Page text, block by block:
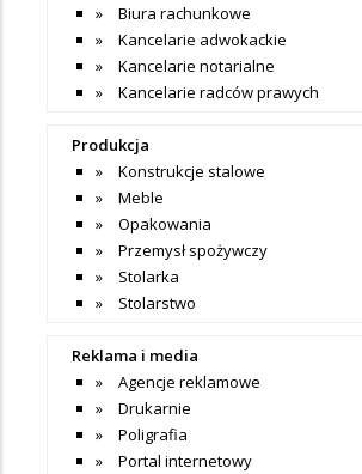
Biura rachunkowe
Kancelarie adwokackie
Kancelarie notarialne
Kancelarie radców prawych
Produkcja
Konstrukcje stalowe
Meble
Opakowania
Przemysł spożywczy
Stolarka
Stolarstwo
Reklama i media
Agencje reklamowe
Drukarnie
Poligrafia
Portal internetowy